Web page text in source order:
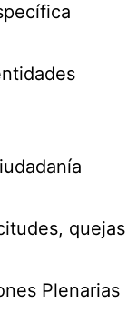
quejas
Plenarias